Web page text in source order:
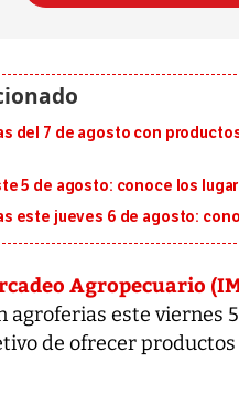
del 7 de agosto con
5 de agosto: conoce los
este jueves 6 de agosto:
Agropecuario
agroferias este viernes
de ofrecer